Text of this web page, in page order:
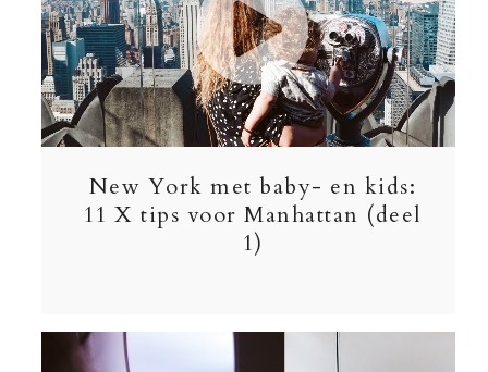
New York met baby- en kids:
11 X tips voor Manhattan (deel
1)